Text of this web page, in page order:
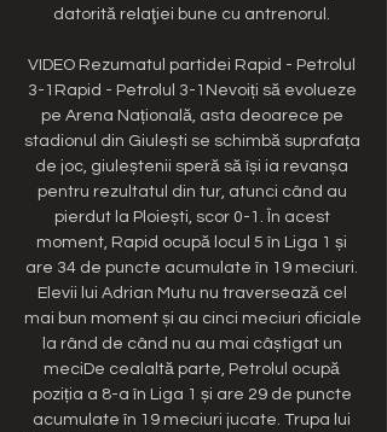
datorită relaţiei bune cu antrenorul.
VIDEO Rezumatul partidei Rapid - Petrolul
3-1Rapid - Petrolul 3-1Nevoiți să evolueze
pe Arena Națională, asta deoarece pe
stadionul din Giulești se schimbă suprafața
de joc, giuleștenii speră să își ia revanșa
pentru rezultatul din tur, atunci când au
pierdut la Ploiești, scor 0-1. În acest
moment, Rapid ocupă locul 5 în Liga 1 și
are 34 de puncte acumulate în 19 meciuri.
Elevii lui Adrian Mutu nu traversează cel
mai bun moment și au cinci meciuri oficiale
la rând de când nu au mai câștigat un
meciDe cealaltă parte, Petrolul ocupă
poziția a 8-a în Liga 1 și are 29 de puncte
acumulate în 19 meciuri jucate. Trupa lui